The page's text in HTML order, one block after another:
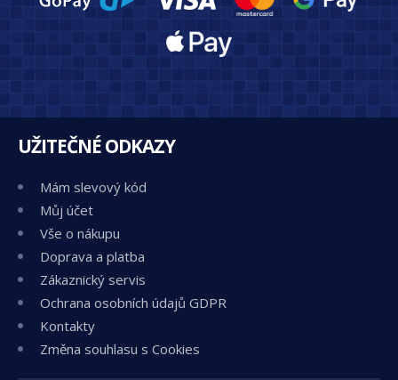
UŽITEČNÉ ODKAZY
Mám slevový kód
Můj účet
Vše o nákupu
Doprava a platba
Zákaznický servis
Ochrana osobních údajů GDPR
Kontakty
Změna souhlasu s Cookies